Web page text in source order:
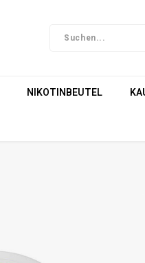
NIKOTINBEUTEL